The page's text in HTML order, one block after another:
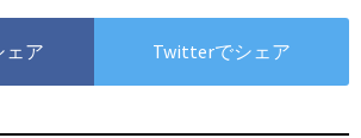
ェア Twitterでシェア